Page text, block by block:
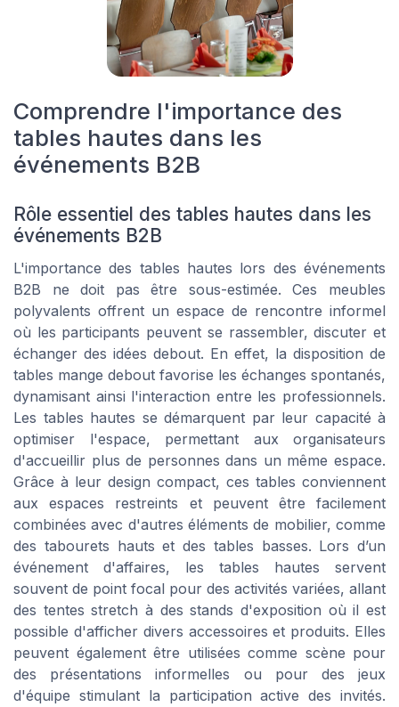
Comprendre l'importance des
tables hautes dans les
événements B2B
Rôle essentiel des tables hautes dans les
événements B2B
L'importance des tables hautes lors des événements
B2B ne doit pas être sous-estimée. Ces meubles
polyvalents offrent un espace de rencontre informel
où les participants peuvent se rassembler, discuter et
échanger des idées debout. En effet, la disposition de
tables mange debout favorise les échanges spontanés,
dynamisant ainsi l'interaction entre les professionnels.
Les tables hautes se démarquent par leur capacité à
optimiser l'espace, permettant aux organisateurs
d'accueillir plus de personnes dans un même espace.
Grâce à leur design compact, ces tables conviennent
aux espaces restreints et peuvent être facilement
combinées avec d'autres éléments de mobilier, comme
des tabourets hauts et des tables basses. Lors d’un
événement d'affaires, les tables hautes servent
souvent de point focal pour des activités variées, allant
des tentes stretch à des stands d'exposition où il est
possible d'afficher divers accessoires et produits. Elles
peuvent également être utilisées comme scène pour
des présentations informelles ou pour des jeux
d'équipe stimulant la participation active des invités.